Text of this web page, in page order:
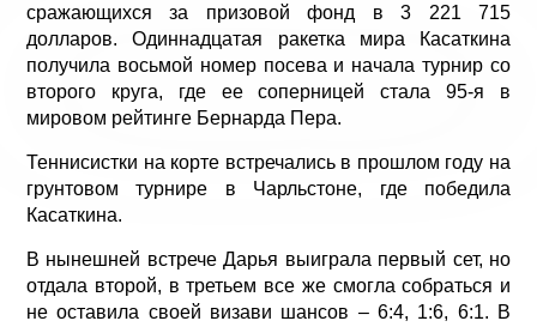
сражающихся за призовой фонд в 3 221 715
долларов. Одиннадцатая ракетка мира Касаткина
получила восьмой номер посева и начала турнир со
второго круга, где ее соперницей стала 95-я в
мировом рейтинге Бернарда Пера.
Теннисистки на корте встречались в прошлом году на
грунтовом турнире в Чарльстоне, где победила
Касаткина.
В нынешней встрече Дарья выиграла первый сет, но
отдала второй, в третьем все же смогла собраться и
не оставила своей визави шансов – 6:4, 1:6, 6:1. В